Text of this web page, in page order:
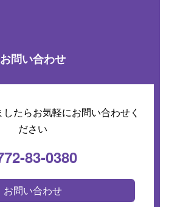
お問い合わせ
たらお気軽にお問い合わせく
ださい
83-0380
お問い合わせ